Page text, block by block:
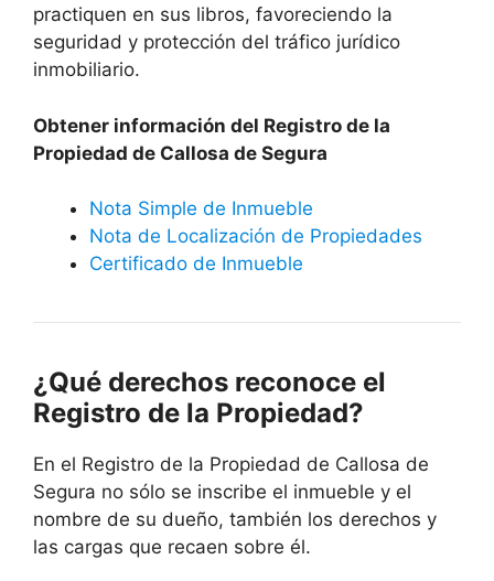
practiquen en sus libros, favoreciendo la
seguridad y protección del tráfico jurídico
inmobiliario.
Obtener información del Registro de la
Propiedad de Callosa de Segura
Nota Simple de Inmueble
Nota de Localización de Propiedades
Certificado de Inmueble
¿Qué derechos reconoce el
Registro de la Propiedad?
En el Registro de la Propiedad de Callosa de
Segura no sólo se inscribe el inmueble y el
nombre de su dueño, también los derechos y
las cargas que recaen sobre él.